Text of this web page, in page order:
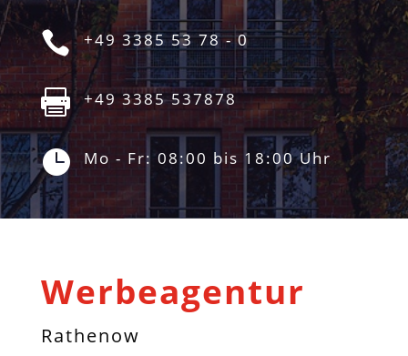
 +49 3385 53 78 - 0
 +49 3385 537878
 Mo - Fr: 08:00 bis 18:00 Uhr
Werbeagentur
Rathenow